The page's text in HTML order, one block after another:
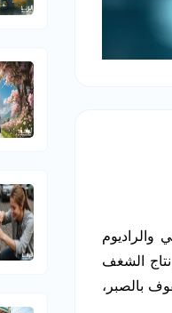
والراديوم
نتاج الشغف
بالصبر،